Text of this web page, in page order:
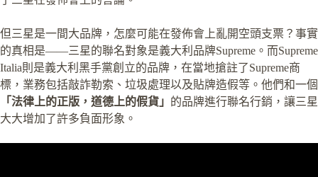
但三星是一間大品牌，怎麼可能在發佈會上亂開空頭支票？事實
的真相是——三星的聯名對象是義大利品牌Supreme。而Supreme
Italia則是義大利黑手黨創立的品牌，在當地搶註了Supreme商
標，業務包括敲詐勒索、垃圾處理以及貼牌造假等。他們和一個
「法律上的正版，道德上的假貨」 的品牌進行聯名行銷，讓三星
大大增加了許多負面形象。